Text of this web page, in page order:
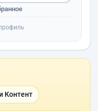
Контент